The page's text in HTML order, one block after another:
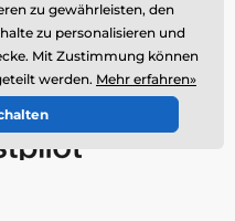
zu gewährleisten, den
zu personalisieren und
Mit Zustimmung können
werden. Mehr erfahren»